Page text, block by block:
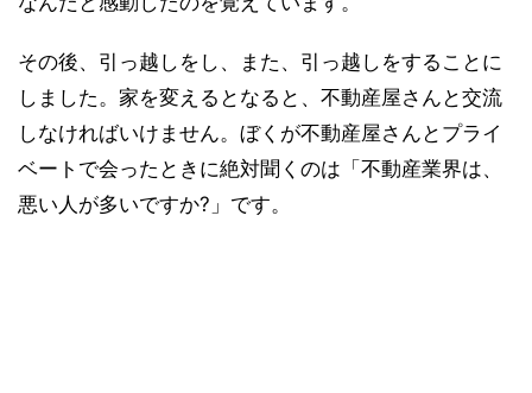
その後、引っ越しをし、また、引っ越しをすることに
しました。家を変えるとなると、不動産屋さんと交流
しなければいけません。ぼくが不動産屋さんとプライ
ベートで会ったときに絶対聞くのは「不動産業界は、
悪い人が多いですか?」です。